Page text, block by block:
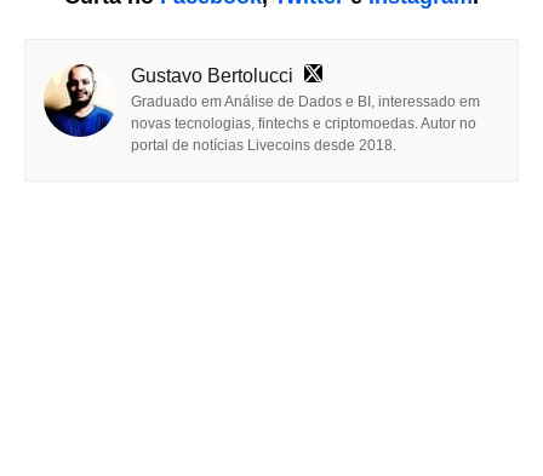
Gustavo Bertolucci
Graduado em Análise de Dados e BI, interessado em
novas tecnologias, fintechs e criptomoedas. Autor no
portal de notícias Livecoins desde 2018.